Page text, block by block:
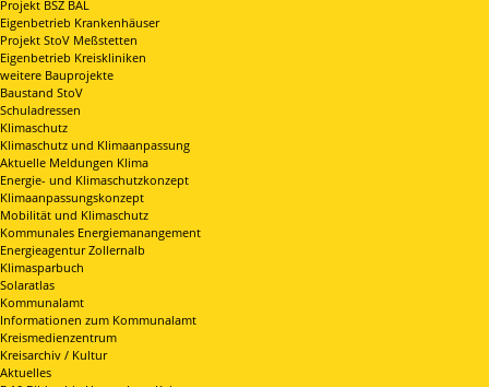
Projekt BSZ BAL
Eigenbetrieb Krankenhäuser
Projekt StoV Meßstetten
Eigenbetrieb Kreiskliniken
weitere Bauprojekte
Baustand StoV
Schuladressen
Klimaschutz
Klimaschutz und Klimaanpassung
Aktuelle Meldungen Klima
Energie- und Klimaschutzkonzept
Klimaanpassungskonzept
Mobilität und Klimaschutz
Kommunales Energiemanangement
Energieagentur Zollernalb
Klimasparbuch
Solaratlas
Kommunalamt
Informationen zum Kommunalamt
Kreismedienzentrum
Kreisarchiv / Kultur
Aktuelles